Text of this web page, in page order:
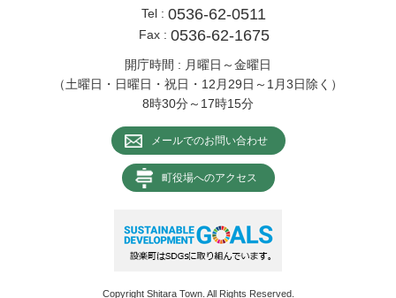
Tel : 0536-62-0511
Fax : 0536-62-1675
開庁時間 : 月曜日～金曜日
（土曜日・日曜日・祝日・12月29日～1月3日除く）
8時30分～17時15分
メールでのお問い合わせ
町役場へのアクセス
Copyright Shitara Town. All Rights Reserved.